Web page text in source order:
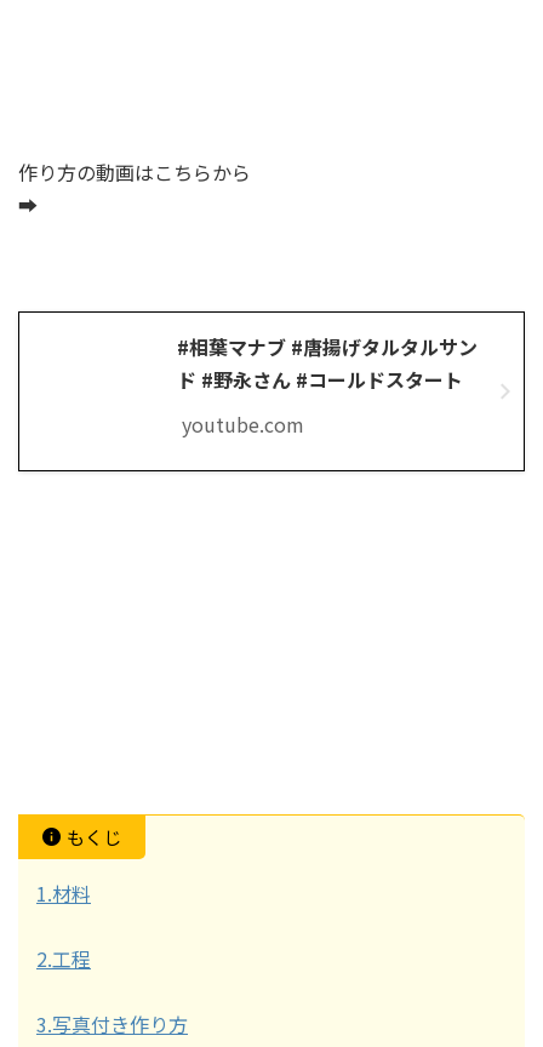
作り方の動画はこちらから
➡
#相葉マナブ #唐揚げタルタルサン
ド #野永さん #コールドスタート
youtube.com
もくじ
1.材料
2.工程
3.写真付き作り方